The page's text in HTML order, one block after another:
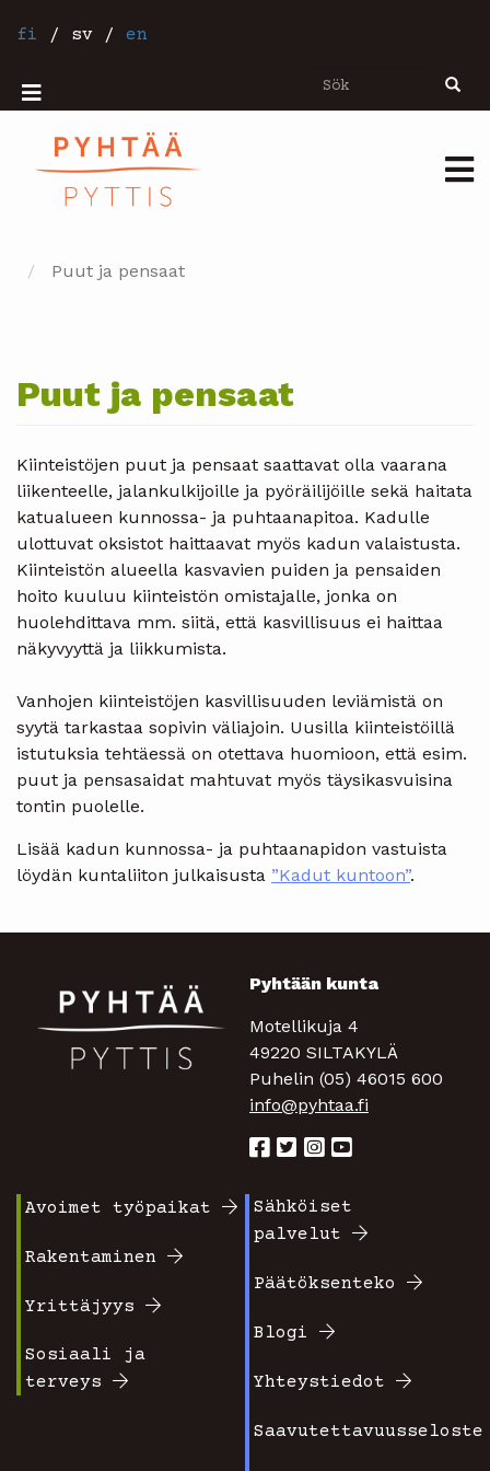
tillfi / sv / en
Sök Sök
Mobiilivalikko
Puut ja pensaat
Puut ja pensaat
Kiinteistöjen puut ja pensaat saattavat olla vaarana
liikenteelle, jalankulkijoille ja pyöräilijöille sekä haitata
katualueen kunnossa- ja puhtaanapitoa. Kadulle
ulottuvat oksistot haittaavat myös kadun valaistusta.
Kiinteistön alueella kasvavien puiden ja pensaiden
hoito kuuluu kiinteistön omistajalle, jonka on
huolehdittava mm. siitä, että kasvillisuus ei haittaa
näkyvyyttä ja liikkumista.
Vanhojen kiinteistöjen kasvillisuuden leviämistä on
syytä tarkastaa sopivin väliajoin. Uusilla kiinteistöillä
istutuksia tehtäessä on otettava huomioon, että esim.
puut ja pensasaidat mahtuvat myös täysikasvuisina
tontin puolelle.
Lisää kadun kunnossa- ja puhtaanapidon vastuista
löydän kuntaliiton julkaisusta ”Kadut kuntoon”.
Pyhtään kunta
Motellikuja 4
49220 SILTAKYLÄ
Puhelin (05) 46015 600
info@pyhtaa.fi
valikko
1
Avoimet työpaikat
Rakentaminen
Yrittäjyys
Sosiaali ja
terveys
Footer
2
Sähköiset
palvelut
Päätöksenteko
Blogi
Yhteystiedot
Saavutettavuusseloste